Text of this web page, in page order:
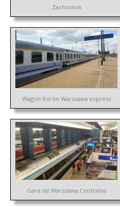
Zachodnia
Wagon Berlin Warszawa express
Gare de Warszawa Centralna